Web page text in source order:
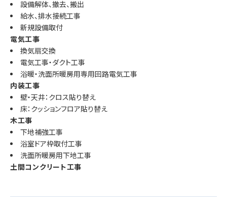
設備解体、撤去、搬出
給水、排水接続工事
新規設備取付
電気工事
換気扇交換
電気工事・ダクト工事
浴暖・洗面所暖房用専用回路電気工事
内装工事
壁・天井：クロス貼り替え
床：クッションフロア貼り替え
木工事
下地補強工事
浴室ドア枠取付工事
洗面所暖房用下地工事
土間コンクリート工事